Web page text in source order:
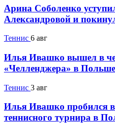
Арина Соболенко
Александровой и
Теннис 6 авг
Илья Ивашко вышел в
«Челленджера» в Польше
Теннис 3 авг
Илья Ивашко пробился в
теннисного турнира в